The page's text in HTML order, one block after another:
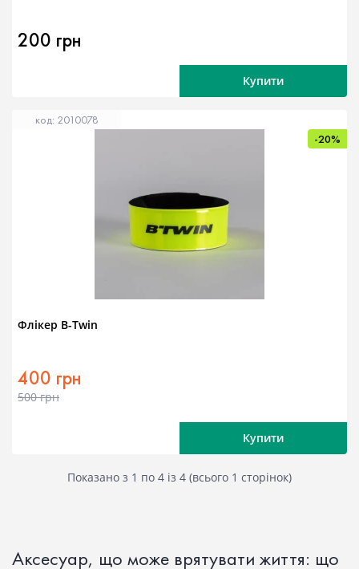
200 грн
Купити
код: 2010078
-20%
Флікер B-Twin
400 грн
500 грн
Купити
Показано з 1 по 4 із 4 (всього 1 сторінок)
Аксесуар, що може врятувати життя: що